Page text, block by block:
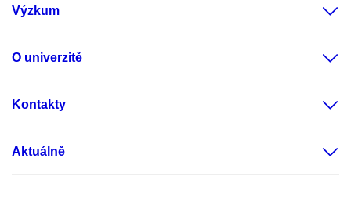
Výzkum
O univerzitě
Kontakty
Aktuálně